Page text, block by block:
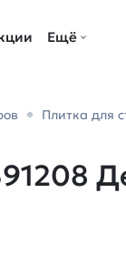
Ещё
Плитка для